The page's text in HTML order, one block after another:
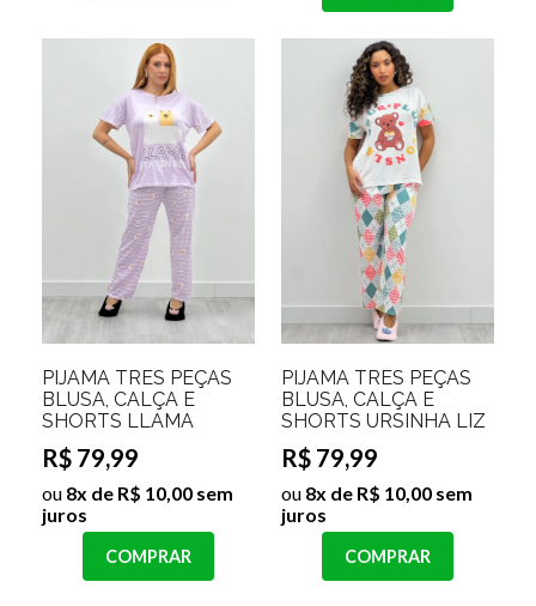
PIJAMA TRES PEÇAS
BLUSA, CALÇA E
SHORTS LLAMA
R$ 79,99
ou 8x de R$ 10,00 sem
juros
COMPRAR
PIJAMA TRÊS PEÇAS
BLUSA, CALÇA E
SHORTS URSINHA LIZ
R$ 79,99
ou 8x de R$ 10,00 sem
juros
COMPRAR